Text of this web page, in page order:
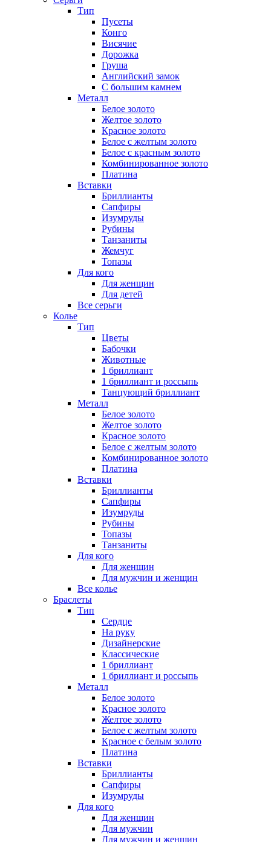
Тип
Пусеты
Конго
Висячие
Дорожка
Груша
Английский замок
С большим камнем
Металл
Белое золото
Желтое золото
Красное золото
Белое с желтым золото
Белое с красным золото
Комбинированное золото
Платина
Вставки
Бриллианты
Сапфиры
Изумруды
Рубины
Танзаниты
Жемчуг
Топазы
Для кого
Для женщин
Для детей
Все серьги
Колье
Тип
Цветы
Бабочки
Животные
1 бриллиант
1 бриллиант и россыпь
Танцующий бриллиант
Металл
Белое золото
Желтое золото
Красное золото
Белое с желтым золото
Комбинированное золото
Платина
Вставки
Бриллианты
Сапфиры
Изумруды
Рубины
Топазы
Танзаниты
Для кого
Для женщин
Для мужчин и женщин
Все колье
Браслеты
Тип
Сердце
На руку
Дизайнерские
Классические
1 бриллиант
1 бриллиант и россыпь
Металл
Белое золото
Красное золото
Желтое золото
Белое с желтым золото
Красное с белым золото
Платина
Вставки
Бриллианты
Сапфиры
Изумруды
Для кого
Для женщин
Для мужчин
Для мужчин и женщин